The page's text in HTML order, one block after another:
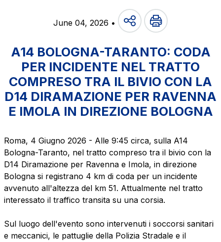
Customer services
Procurement and suppliers
The Group
The technology operator for the integration of
Intelligent Transport Systems solutions
Tecne
Autostrade per l'Italia Group's engineering company
Amplia
Italy's leading company in the construction of
Discover our App
Scan the QR Code with your mobile phone's
camera to download the App
June 04, 2026 •
A14 BOLOGNA-TARANTO: CODA
PER INCIDENTE NEL TRATTO
COMPRESO TRA IL BIVIO CON LA
D14 DIRAMAZIONE PER RAVENNA
E IMOLA IN DIREZIONE BOLOGNA
Roma, 4 Giugno 2026 - Alle 9:45 circa, sulla A14
Bologna-Taranto, nel tratto compreso tra il bivio con la
D14 Diramazione per Ravenna e Imola, in direzione
Bologna si registrano 4 km di coda per un incidente
avvenuto all'altezza del km 51. Attualmente nel tratto
interessato il traffico transita su una corsia.
Sul luogo dell'evento sono intervenuti i soccorsi sanitari
e meccanici, le pattuglie della Polizia Stradale e il